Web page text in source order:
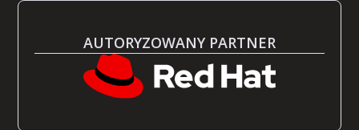
AUTORYZOWANY PARTNER